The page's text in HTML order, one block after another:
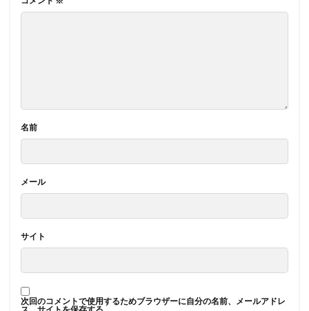
名前
メール
サイト
次回のコメントで使用するためブラウザーに自分の名前、メールアドレ